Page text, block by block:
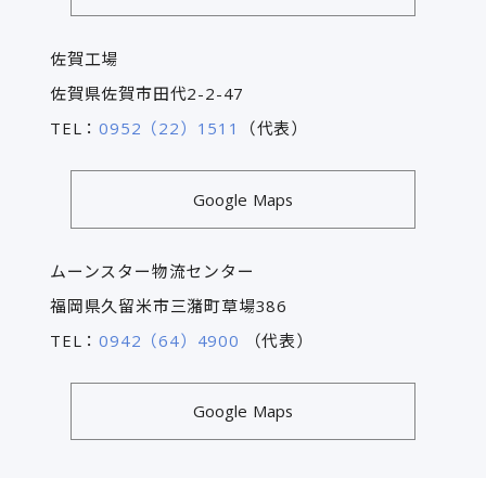
佐賀工場
佐賀県佐賀市田代2-2-47
TEL：0952（22）1511 （代表）
Google Maps
ムーンスター物流センター
福岡県久留米市三潴町草場386
TEL：0942（64）4900 （代表）
Google Maps